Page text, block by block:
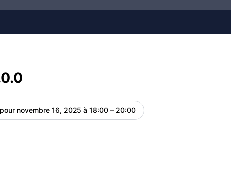
novembre 16, 2025 à 18:00 – 20:00 UTC